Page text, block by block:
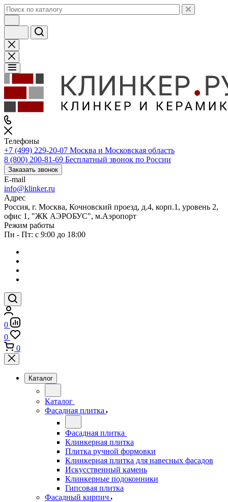
Телефоны
+7 (499) 229-20-07 Москва и Московская область
8 (800) 200-81-69 Бесплатный звонок по России
Заказать звонок
E-mail
info@klinker.ru
Адрес
Россия, г. Москва, Кочновский проезд, д.4, корп.1, уровень 2,
офис 1, "ЖК АЭРОБУС", м.Аэропорт
Режим работы
Пн - Пт: с 9:00 до 18:00
0
0
0
Каталог
Каталог
Фасадная плитка
Фасадная плитка
Клинкерная плитка
Плитка ручной формовки
Клинкерная плитка для навесных фасадов
Искусственный камень
Клинкерные подоконники
Гипсовая плитка
Фасадный кирпич